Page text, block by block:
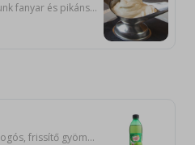
Élvezd klasszikus tartármártásunk fanyar és pikáns ízét. 3, 7, 10
A Canada Dry Ginger Ale a ropogós, frissítő gyömbér ízével készült páratlan klasszikus.